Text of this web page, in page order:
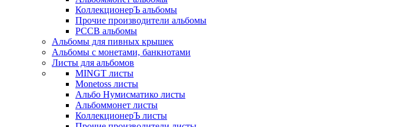
КоллекционерЪ альбомы
Прочие производители альбомы
РССВ альбомы
Альбомы для пивных крышек
Альбомы с монетами, банкнотами
Листы для альбомов
MINGT листы
Monetoss листы
Альбо Нумисматико листы
Альбоммонет листы
КоллекционерЪ листы